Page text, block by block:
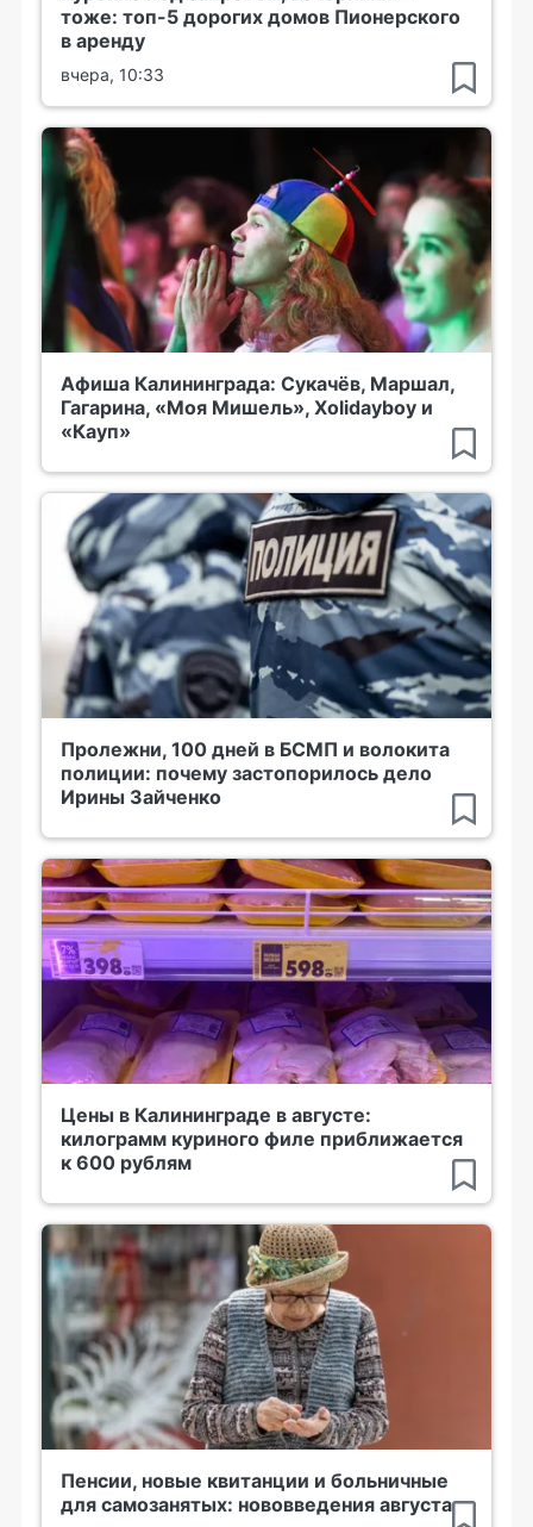
тоже: топ-5 дорогих домов Пионерского
в аренду
вчера, 10:33
Афиша Калининграда: Сукачёв, Маршал,
Гагарина, «Моя Мишель», Xolidayboy и
«Кауп»
Пролежни, 100 дней в БСМП и волокита
полиции: почему застопорилось дело
Ирины Зайченко
Цены в Калининграде в августе:
килограмм куриного филе приближается
к 600 рублям
Пенсии, новые квитанции и больничные
для самозанятых: нововведения августа